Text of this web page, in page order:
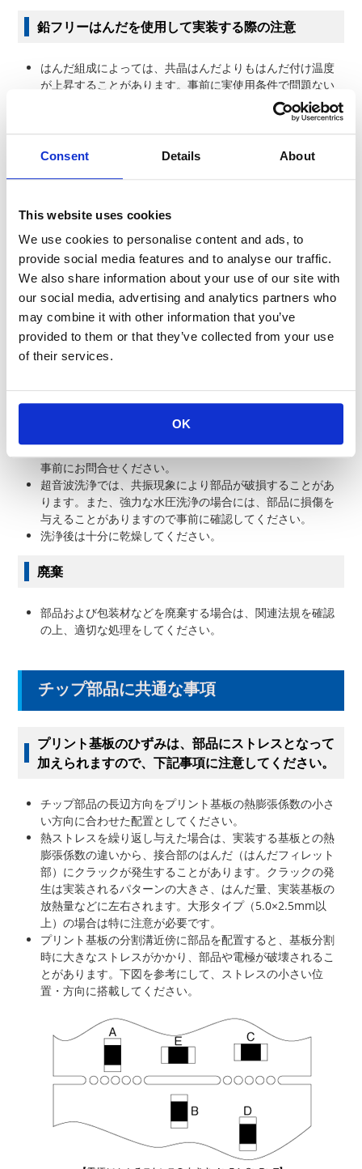
Consent Details About
This website uses cookies
We use cookies to personalise content and ads, to
provide social media features and to analyse our traffic.
We also share information about your use of our site with
our social media, advertising and analytics partners who
may combine it with other information that you’ve
provided to them or that they’ve collected from your use
of their services.
OK
鉛フリーはんだを使用して実装する際の注意
はんだ組成によっては、共晶はんだよりもはんだ付け温度
が上昇することがあります。事前に実使用条件で問題ない
両面基板でスルーホール電極がある場合は、鉛フリーはん
だを使用するとリフトオフ現象により、はんだ接続強度が
低下することがありますので、実基板にて事前に確認して
はんだフラックスに含まれるイオン性物質が、はんだ付け
の洗浄後に残らないようにしてください。イオン性物質が
付着していると、部品の耐湿性・耐腐食性などを低下させ
ることがあります。
無洗浄はんだや水、または水溶性洗浄剤を使用される場合
は、信頼性を確認してください。
鉛フリーはんだは、イオン性物質を多く含有していること
汗、塩分などのイオン性物質が付着する場合は十分な洗浄
を行ってください。その際、洗浄液の管理が不十分です
事前にお問合せください。
超音波洗浄では、共振現象により部品が破損することがあ
ります。また、強力な水圧洗浄の場合には、部品に損傷を
与えることがありますので事前に確認してください。
洗浄後は十分に乾燥してください。
廃棄
部品および包装材などを廃棄する場合は、関連法規を確認
の上、適切な処理をしてください。
チップ部品に共通な事項
プリント基板のひずみは、部品にストレスとなって
加えられますので、下記事項に注意してください。
チップ部品の長辺方向をプリント基板の熱膨張係数の小さ
い方向に合わせた配置としてください。
熱ストレスを繰り返し与えた場合は、実装する基板との熱
膨張係数の違いから、接合部のはんだ（はんだフィレット
部）にクラックが発生することがあります。クラックの発
生は実装されるパターンの大きさ、はんだ量、実装基板の
放熱量などに左右されます。大形タイプ（5.0×2.5mm以
上）の場合は特に注意が必要です。
プリント基板の分割溝近傍に部品を配置すると、基板分割
時に大きなストレスがかかり、部品や電極が破壊されるこ
とがあります。下図を参考にして、ストレスの小さい位
置・方向に搭載してください。